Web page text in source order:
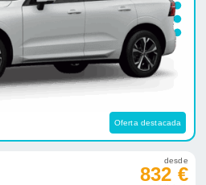
Oferta destacada
desde
832 €